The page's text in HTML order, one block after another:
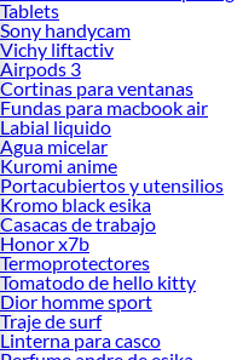
Tablets
Sony handycam
Vichy liftactiv
Airpods 3
Cortinas para ventanas
Fundas para macbook air
Labial liquido
Agua micelar
Kuromi anime
Portacubiertos y utensilios
Kromo black esika
Casacas de trabajo
Honor x7b
Termoprotectores
Tomatodo de hello kitty
Dior homme sport
Traje de surf
Linterna para casco